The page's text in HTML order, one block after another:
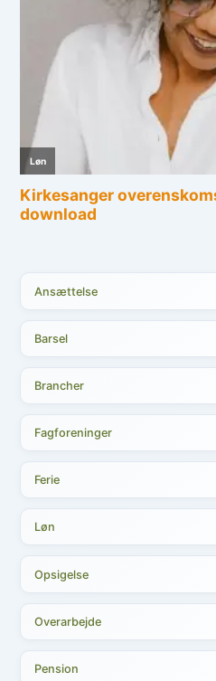
Ansættelse
Barsel
Brancher
Fagforeninger
Ferie
Løn
Opsigelse
Overarbejde
Pension